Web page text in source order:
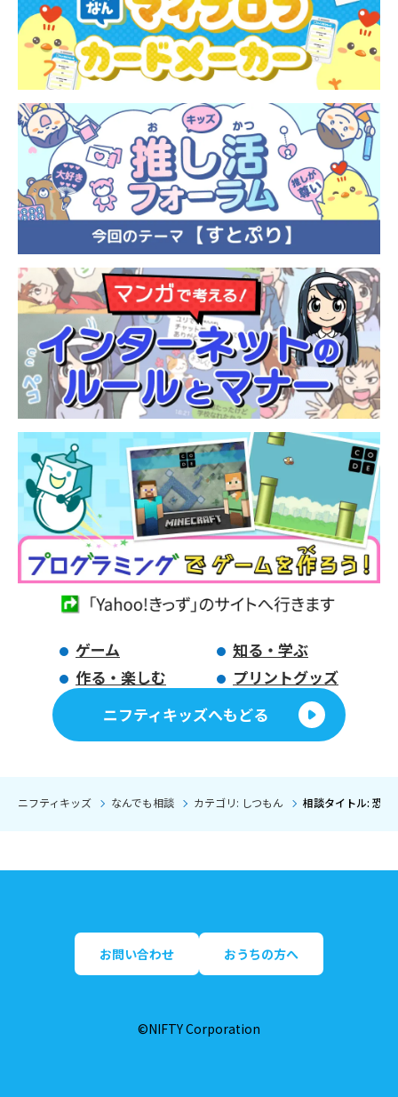
ゲーム
知る・学ぶ
作る・楽しむ
プリントグッズ
ニフティキッズへもどる
ニフティキッズ なんでも相談 カテゴリ: しつもん 相談タイトル: 恐怖
お問い合わせ おうちの方へ
©NIFTY Corporation